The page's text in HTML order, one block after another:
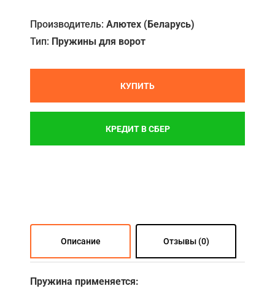
Отзывы
Производитель: Алютех (Беларусь)
Тип: Пружины для ворот
КУПИТЬ
КРЕДИТ В СБЕР
Описание Отзывы (0)
Пружина применяется: